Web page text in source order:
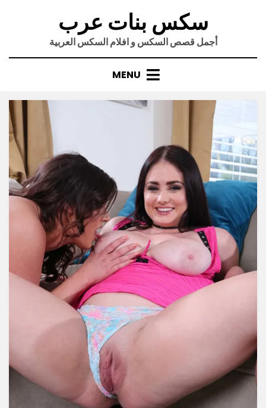
سكس بنات عرب
أجمل قصص السكس و افلام السكس العربية
MENU